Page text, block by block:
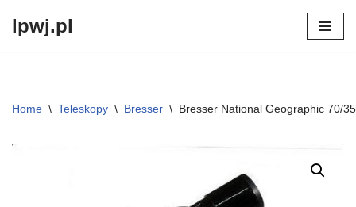
lpwj.pl
Home \ Teleskopy \ Bresser \ Bresser National Geographic 70/